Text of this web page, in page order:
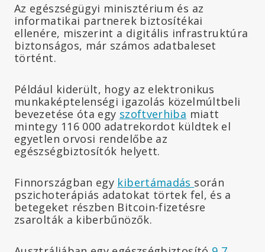
Az egészségügyi minisztérium és az
informatikai partnerek biztosítékai
ellenére, miszerint a digitális infrastruktúra
biztonságos, már számos adatbaleset
történt.
Például kiderült, hogy az elektronikus
munkaképtelenségi igazolás közelmúltbeli
bevezetése óta egy szoftverhiba miatt
mintegy 116 000 adatrekordot küldtek el
egyetlen orvosi rendelőbe az
egészségbiztosítók helyett.
Finnországban egy kibertámadás során
pszichoterápiás adatokat törtek fel, és a
betegeket részben Bitcoin-fizetésre
zsarolták a kiberbűnözők.